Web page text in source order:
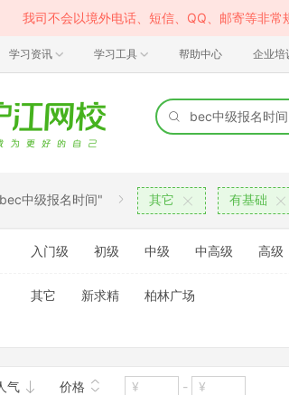
我司不会以境外电话、短信、QQ、邮寄等非常
学习资讯 学习工具 帮助中心 企业培
中级报名时间" 其它 有基础
入门级 初级 中级 中高级 高级
其它 新求精 柏林广场
气 价格 -